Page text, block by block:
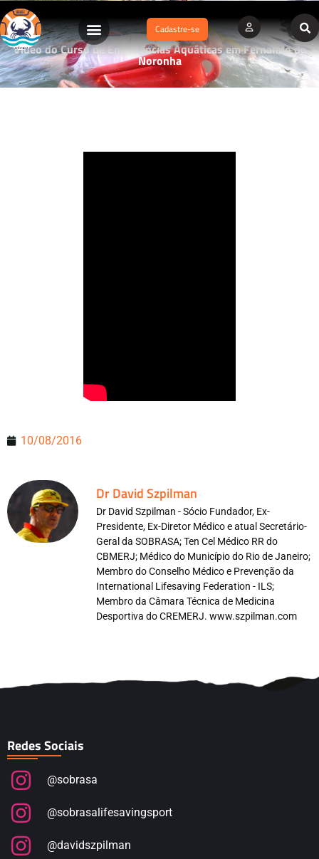
Cadastre-se
Vídeo do Curso de Emergências Aquáticas em Fernando de
Noronha
10/08/2016
Dr David Szpilman
Dr David Szpilman - Sócio Fundador, Ex-
Presidente, Ex-Diretor Médico e atual Secretário-
Geral da SOBRASA; Ten Cel Médico RR do
CBMERJ; Médico do Município do Rio de Janeiro;
Membro do Conselho Médico e Prevenção da
International Lifesaving Federation - ILS;
Membro da Câmara Técnica de Medicina
Desportiva do CREMERJ. www.szpilman.com
Redes Sociais
@sobrasa
@sobrasalifesavingsport
@davidszpilman